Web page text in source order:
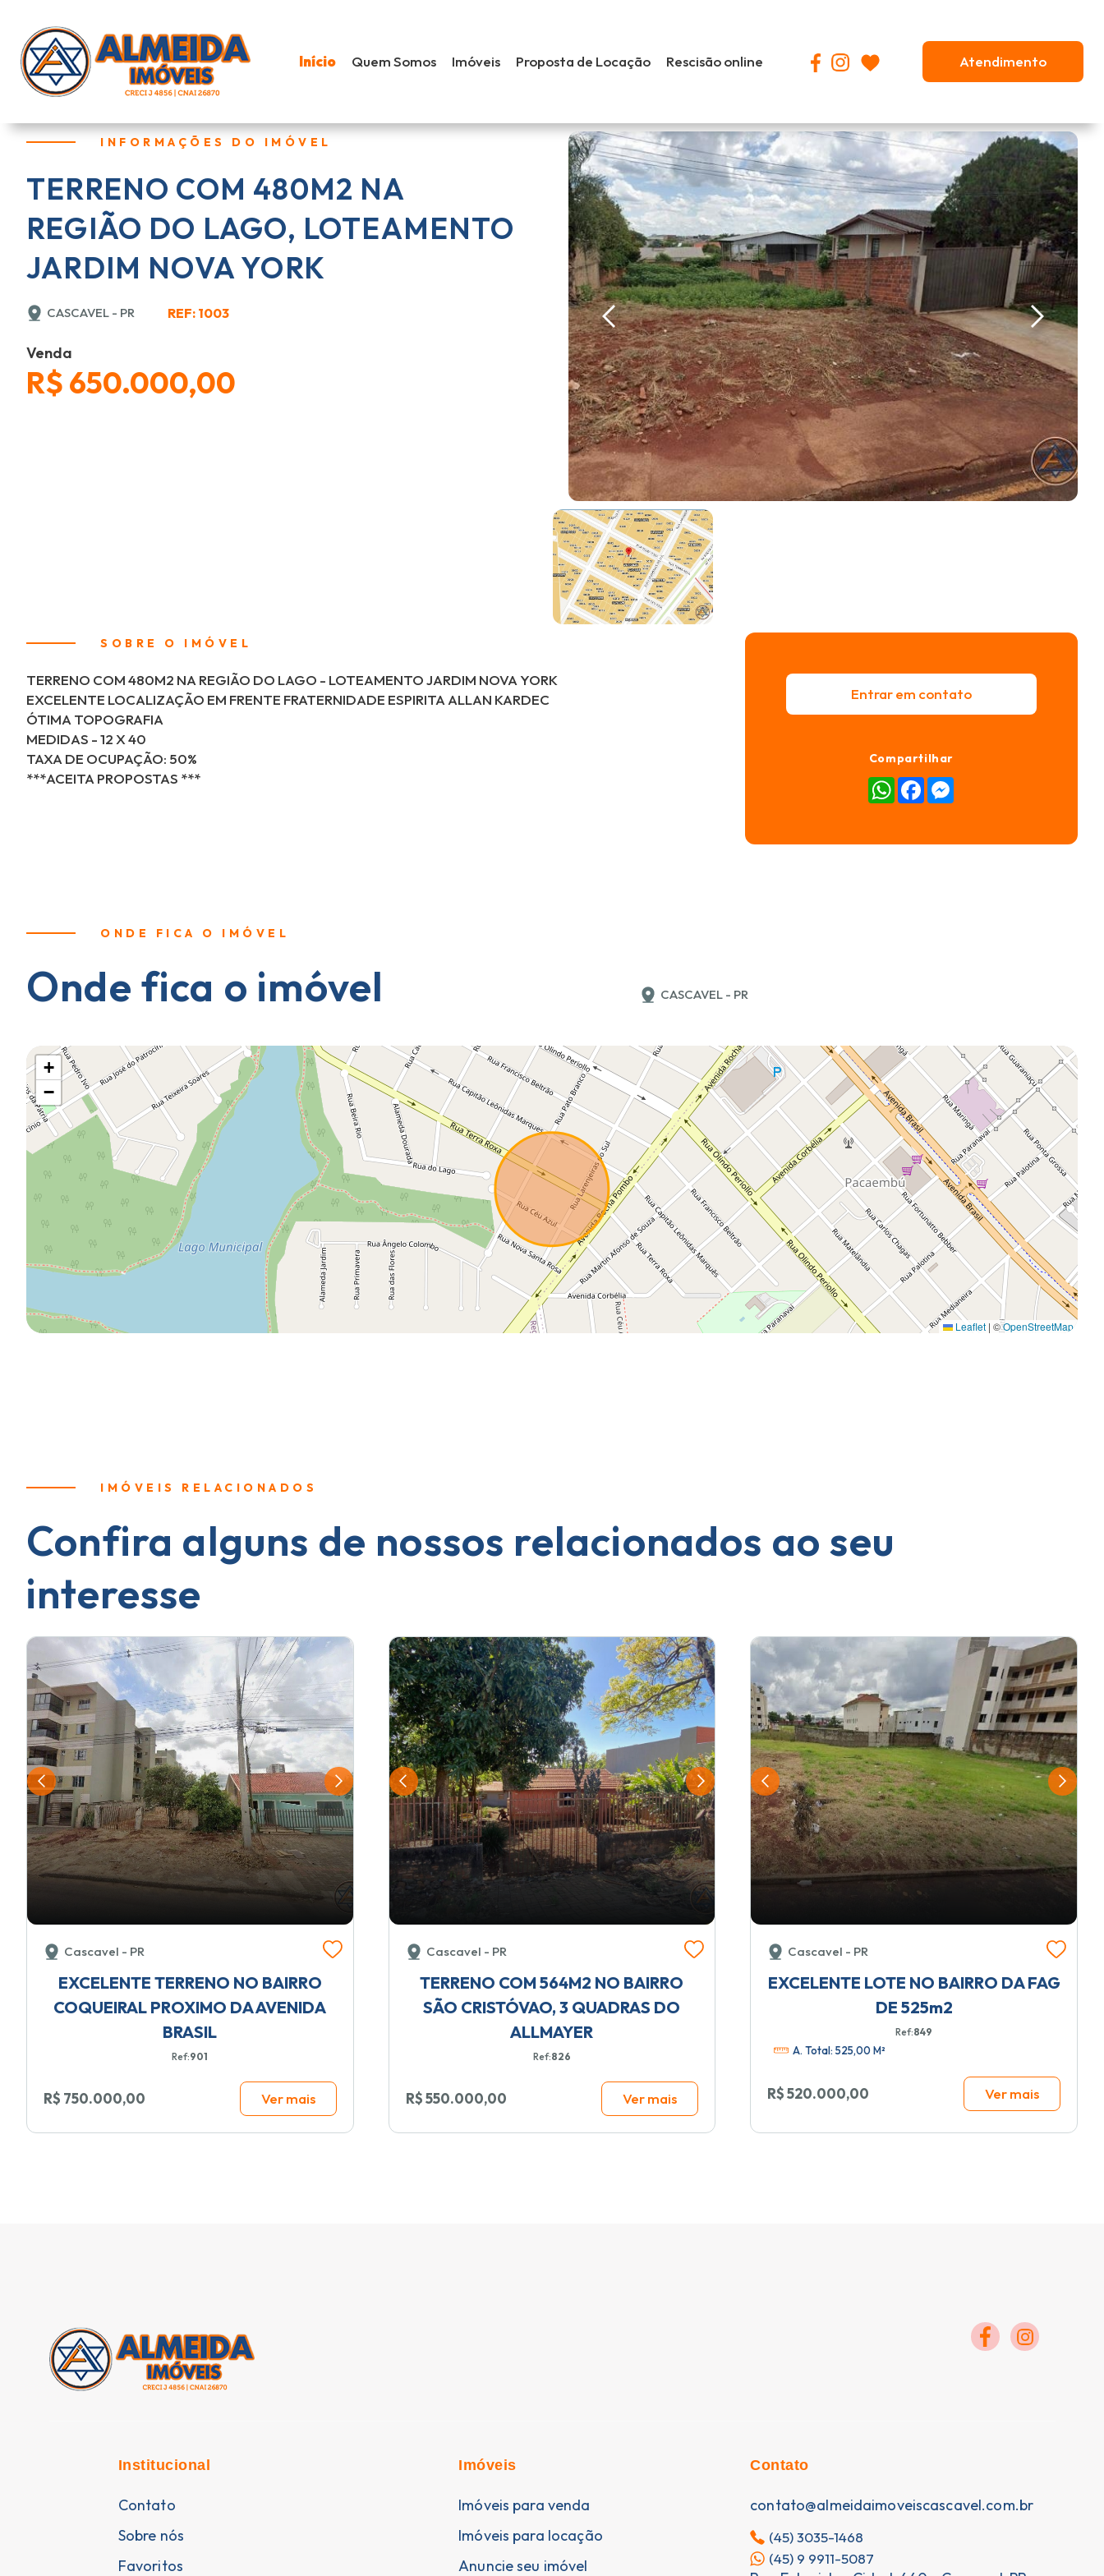
Início Quem Somos Imóveis Proposta de Locação Rescisão online Atendimento
INFORMAÇÕES DO IMÓVEL
TERRENO COM 480M2 NA
REGIÃO DO LAGO, LOTEAMENTO
JARDIM NOVA YORK
CASCAVEL - PR REF: 1003
Venda
R$ 650.000,00
SOBRE O IMÓVEL
TERRENO COM 480M2 NA REGIÃO DO LAGO - LOTEAMENTO JARDIM NOVA YORK
EXCELENTE LOCALIZAÇÃO EM FRENTE FRATERNIDADE ESPIRITA ALLAN KARDEC
ÓTIMA TOPOGRAFIA
MEDIDAS - 12 X 40
TAXA DE OCUPAÇÃO: 50%
***ACEITA PROPOSTAS ***
Entrar em contato
Compartilhar
WhatsApp
Facebook
ONDE FICA O IMÓVEL
Onde fica o imóvel CASCAVEL - PR
+
−
Leaflet | ©OpenStreetMap
IMÓVEIS RELACIONADOS
Confira alguns de nossos relacionados ao seu
interesse
Cascavel - PR
EXCELENTE TERRENO NO BAIRRO
COQUEIRAL PROXIMO DA AVENIDA
BRASIL
Ref:901
R$ 750.000,00 Ver mais
Cascavel - PR
TERRENO COM 564M2 NO BAIRRO
SÃO CRISTÓVAO, 3 QUADRAS DO
ALLMAYER
Ref:826
R$ 550.000,00 Ver mais
Cascavel - PR
EXCELENTE LOTE NO BAIRRO DA FAG
DE 525m2
Ref:849
A. Total: 525,00 M²
R$ 520.000,00 Ver mais
Institucional
Contato
Sobre nós
Favoritos
Imóveis
Imóveis para venda
Imóveis para locação
Anuncie seu imóvel
Contato
contato@almeidaimoveiscascavel.com.br
(45) 3035-1468
(45) 9 9911-5087